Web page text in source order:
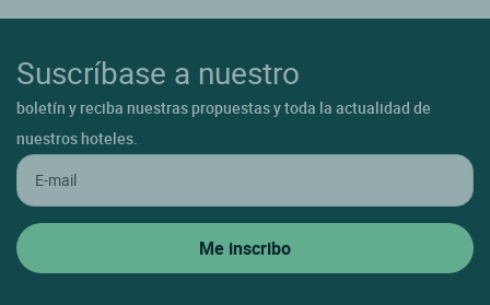
Suscríbase a nuestro
boletín y reciba nuestras propuestas y toda la actualidad de
nuestros hoteles.